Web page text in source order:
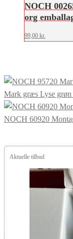
NOCH
org
99,00 kr.
Mark græs Lyse grøn
NOCH 60920
Aktuelle tilbud